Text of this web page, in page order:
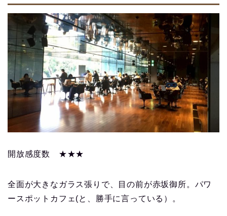
開放感度数 ★★★
全面が大きなガラス張りで、目の前が赤坂御所。パワ
ースポットカフェ(と、勝手に言っている）。